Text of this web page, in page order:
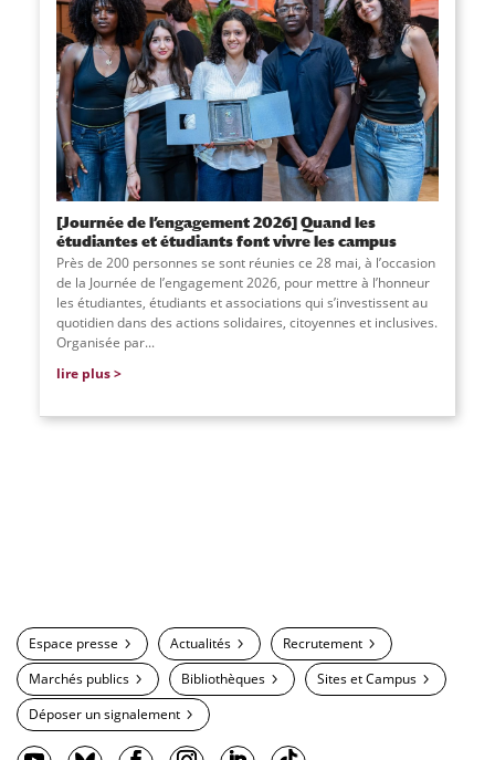
[Journée de l’engagement 2026] Quand les
étudiantes et étudiants font vivre les campus
Près de 200 personnes se sont réunies ce 28 mai, à l’occasion
de la Journée de l’engagement 2026, pour mettre à l’honneur
les étudiantes, étudiants et associations qui s’investissent au
quotidien dans des actions solidaires, citoyennes et inclusives.
Organisée par...
lire plus
Espace presse Actualités
Recrutement
Marchés publics
Bibliothèques
Sites et Campus
Déposer un signalement